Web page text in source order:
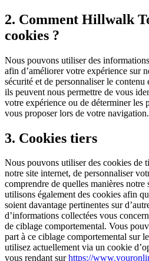
2. Comment Hillwalk
cookies ?
Nous pouvons utiliser des
afin d’améliorer votre expérience sur
sécurité et de personnaliser le
ils peuvent nous permettre de vous
votre expérience ou de déterminer les
vous proposer lors de votre navigation.
3. Cookies tiers
Nous pouvons utiliser des cookies de
notre site internet, de personnaliser
comprendre de quelles manières
utilisons également des cookies afin
soient davantage pertinentes sur
d’informations collectées vous
de ciblage comportemental. Vous
part à ce ciblage comportemental sur
utilisez actuellement via un cookie
vous rendant surhttps://